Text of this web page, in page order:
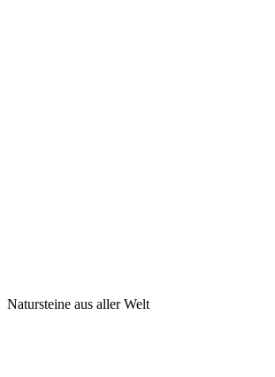
Natursteine aus aller Welt